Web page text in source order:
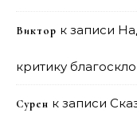
Виктор к записи
критику
Сурен к записи